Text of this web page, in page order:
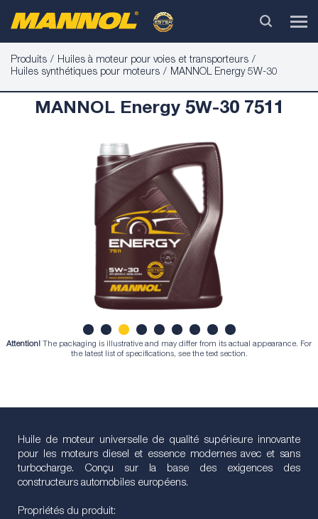
Produits
Huiles à moteur pour voies et transporteurs
Huiles synthétiques pour moteurs
MANNOL Energy 5W-30
MANNOL Energy 5W-30 7511
1 3 4 6 7 8 9
Attention! The packaging is illustrative and may differ from its actual appearance. For
the latest list of specifications, see the text section.
Huile de moteur universelle de qualité supérieure innovante
pour les moteurs diesel et essence modernes avec et sans
turbocharge. Conçu sur la base des exigences des
constructeurs automobiles européens.
Propriétés du produit: